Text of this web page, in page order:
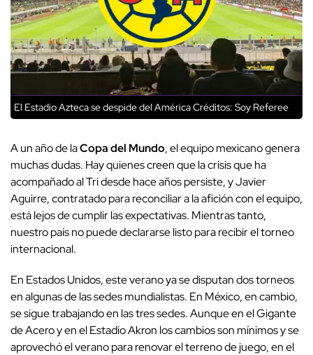
El Estadio Azteca se despide del AméricaCréditos: Soy Referee
A un año de laCopa del Mundo, el equipo mexicano genera
muchas dudas. Hay quienes creen que la crisis que ha
acompañado al Tri desde hace años persiste, y Javier
Aguirre, contratado para reconciliar a la afición con el equipo,
está lejos de cumplir las expectativas. Mientras tanto,
nuestro país no puede declararse listo para recibir el torneo
internacional.
En Estados Unidos, este verano ya se disputan dos torneos
en algunas de las sedes mundialistas. En México, en cambio,
se sigue trabajando en las tres sedes. Aunque en el Gigante
de Acero y en el Estadio Akron los cambios son mínimos y se
aprovechó el verano para renovar el terreno de juego, en el